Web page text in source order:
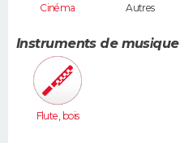
Cinéma Autres
Instruments de musique
Flute, bois